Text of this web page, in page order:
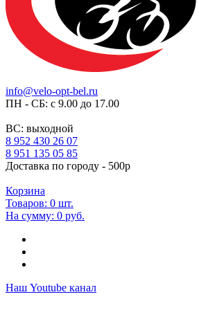
info@velo-opt-bel.ru
ПН - СБ: с 9.00 до 17.00
ВС: выходной
8 952 430 26 07
8 951 135 05 85
Доставка по городу - 500р
Корзина
Товаров: 0 шт.
На сумму: 0 руб.
Наш Youtube канал